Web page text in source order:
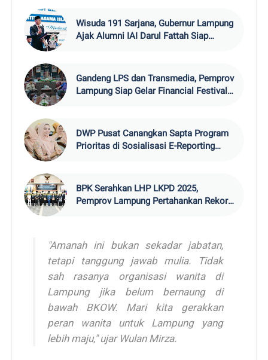
Wisuda 191 Sarjana, Gubernur Lampung
Ajak Alumni IAI Darul Fattah Siap
Gandeng LPS dan Transmedia, Pemprov
Lampung Siap Gelar Financial Festival
DWP Pusat Canangkan Sapta Program
Prioritas di Sosialisasi E-Reporting
BPK Serahkan LHP LKPD 2025,
Pemprov Lampung Pertahankan Rekor
"Amanah ini bukan sekadar jabatan,
tetapi tanggung jawab mulia. Tidak
sah rasanya organisasi wanita di
Lampung jika belum bernaung di
bawah BKOW. Mari kita gerakkan
peran wanita untuk Lampung yang
lebih maju," ujar Wulan Mirza.